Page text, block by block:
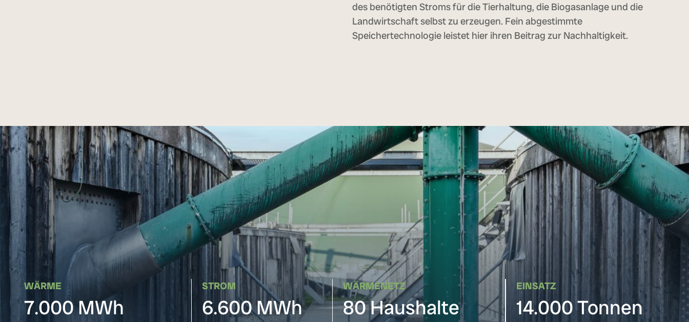
des benötigten Stroms für die Tierhaltung, die Biogasanlage und die
Landwirtschaft selbst zu erzeugen. Fein abgestimmte
Speichertechnologie leistet hier ihren Beitrag zur Nachhaltigkeit.
WÄRME
7.000 MWh
STROM
6.600 MWh
WÄRMENETZ
80 Haushalte
EINSATZ
14.000 Tonnen